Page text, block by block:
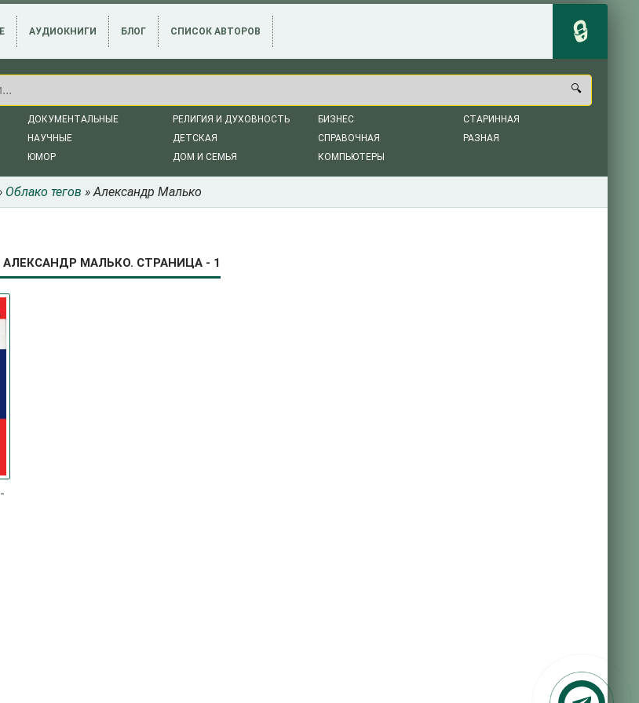
АУДИОКНИГИ БЛОГ СПИСОК АВТОРОВ
ДОКУМЕНТАЛЬНЫЕ
НАУЧНЫЕ
ЮМОР
РЕЛИГИЯ И ДУХОВНОСТЬ
ДЕТСКАЯ
ДОМ И СЕМЬЯ
БИЗНЕС
СПРАВОЧНАЯ
КОМПЬЮТЕРЫ
СТАРИННАЯ
РАЗНАЯ
Облако тегов » Александр Малько
АЛЕКСАНДР МАЛЬКО. СТРАНИЦА - 1